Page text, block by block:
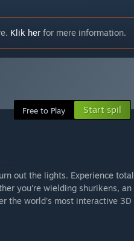
Klik her for mere information.
Free to Play Start spil
out the lights. Experience total
you're wielding shurikens, an
the world's most interactive 3D